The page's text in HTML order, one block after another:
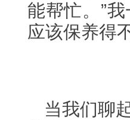
能帮忙。”
应该保养得
当我们聊